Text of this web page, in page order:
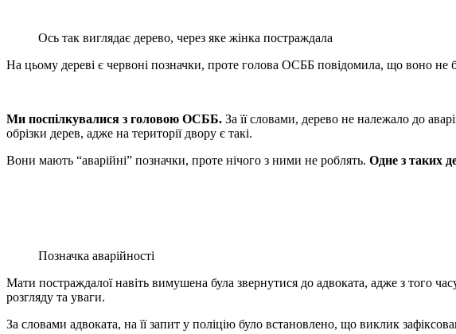
Ось так виглядає дерево, через яке жінка постраждала
На цьому дереві є червоні позначки, проте голова ОСББ повідомила, що воно не
Ми поспілкувалися з головою ОСББ. За її словами, дерево не належало до
обрізки дерев, адже на території двору є такі.
Вони мають “аварійні” позначки, проте нічого з ними не роблять. Одне з таких
Позначка аварійності
Мати постраждалої навіть вимушена була звернутися до адвоката, адже з того
розгляду та уваги.
За словами адвоката, на її запит у поліцію було встановлено, що виклик